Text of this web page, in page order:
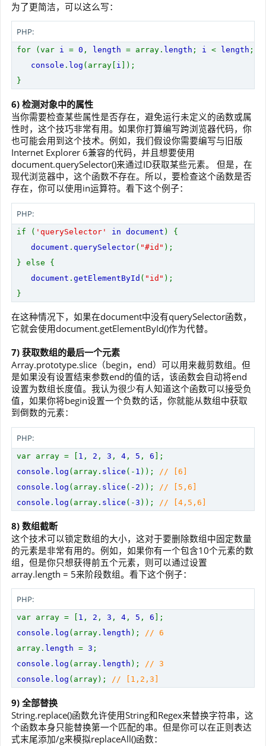
为了更简洁，可以这么写：
PHP:
for (var i = 0 , length = array. length ; i < length ;
console . log (array[ i ]);
}
6) 检测对象中的属性
当你需要检查某些属性是否存在，避免运行未定义的函数或属
性时，这个技巧非常有用。如果你打算编写跨浏览器代码，你
也可能会用到这个技术。例如，我们假设你需要编写与旧版
Internet Explorer 6兼容的代码，并且想要使用
document.querySelector()来通过ID获取某些元素。 但是，在
现代浏览器中，这个函数不存在。所以，要检查这个函数是否
存在，你可以使用in运算符。看下这个例子：
PHP:
if ( 'querySelector' in document ) {
document . querySelector( "#id" );
} else {
document . getElementById ( "id" );
}
在这种情况下，如果在document中没有querySelector函数，
它就会使用document.getElementById()作为代替。
7) 获取数组的最后一个元素
Array.prototype.slice（begin，end）可以用来裁剪数组。但
是如果没有设置结束参数end的值的话，该函数会自动将end
设置为数组长度值。我认为很少有人知道这个函数可以接受负
值，如果你将begin设置一个负数的话，你就能从数组中获取
到倒数的元素：
PHP:
var array = [ 1 , 2 , 3 , 4 , 5 , 6 ];
console . log (array. slice (- 1 )); // [6]
console . log (array. slice (- 2 )); // [5,6]
console . log (array. slice (-3 )); // [4,5,6]
8) 数组截断
这个技术可以锁定数组的大小，这对于要删除数组中固定数量
的元素是非常有用的。例如，如果你有一个包含10个元素的数
组，但是你只想获得前五个元素，则可以通过设置
array.length = 5来阶段数组。看下这个例子：
PHP:
var array = [ 1 , 2 , 3 , 4 , 5 , 6 ];
console . log (array. length ); // 6
array. length = 3 ;
console . log (array. length ); // 3
console . log (array); // [1,2,3]
9) 全部替换
String.replace()函数允许使用String和Regex来替换字符串，这
个函数本身只能替换第一个匹配的串。但是你可以在正则表达
式末尾添加/g来模拟replaceAll()函数：